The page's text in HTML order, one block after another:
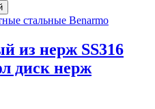
стальные Benarmo
из нерж SS316
диск нерж